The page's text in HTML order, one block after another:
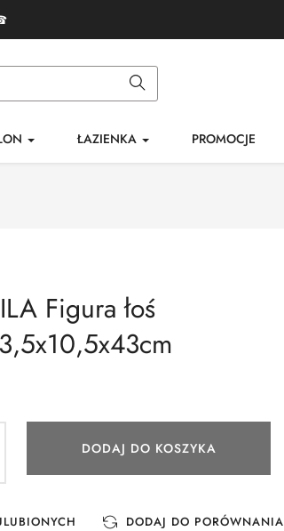
ŁAZIENKA PROMOCJE
Figura łoś
DODAJ DO KOSZYKA
DODAJ DO PORÓWNANIA